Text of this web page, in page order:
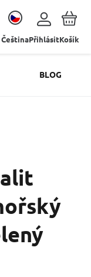
ČeštinaPřihlásitKošík
BLOG